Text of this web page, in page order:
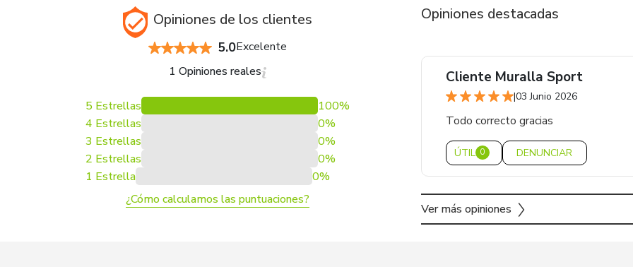
Opiniones de los clientes
5.0Excelente
1 Opiniones reales
5 Estrellas
100%
4 Estrellas
0%
3 Estrellas
0%
2 Estrellas
0%
1 Estrella
0%
¿Cómo calculamos las puntuaciones?
Opiniones destacadas
Cliente Muralla Sport
|03 Junio 2026
Todo correcto gracias
ÚTIL 0 DENUNCIAR
Ver más opiniones